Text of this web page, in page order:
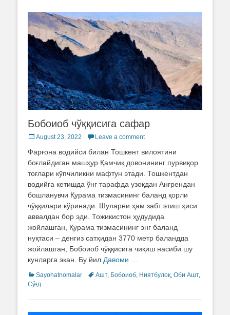
Бобоиоб чўққисига сафар
Posted
August 23, 2022 Leave a comment
Фарғона водийси билан Тошкент вилоятини
боғлайдиган машҳур Қамчиқ довонининг пурвиқор
тоғлари кўпчиликни мафтун этади. Тошкентдан
водийга кетишда ўнг тарафда узоқдан Ангрендан
бошланувчи Қурама тизмасининг баланд қорли
чўққилари кўринади. Шуларни ҳам забт этиш ҳиси
аввалдан бор эди. Тожикистон ҳудудида
жойлашган, Қурама тизмасининг энг баланд
нуқтаси – денгиз сатҳидан 3770 метр баландда
жойлашган, Бобоиоб чўққисига чиқиш насиби шу
кунларга экан. Бу йил Давоми …
Categories
Sayohatnomalar TagsАшт, Бобоиоб, Ниятбулоқ, Оби Ашт,
Сўғд